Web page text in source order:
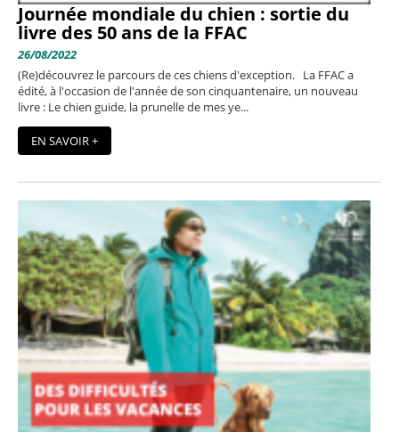
Journée mondiale du chien : sortie du
livre des 50 ans de la FFAC
26/08/2022
(Re)découvrez le parcours de ces chiens d'exception. La FFAC a
édité, à l'occasion de l'année de son cinquantenaire, un nouveau
livre : Le chien guide, la prunelle de mes ye...
EN SAVOIR +